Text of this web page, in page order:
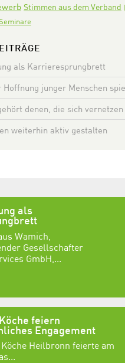
Stimmen aus dem Verband
als Karrieresprungbrett
junger Menschen
denen, die sich vernetzen
weiterhin aktiv gestalten
als
Wamich,
Gesellschafter
GmbH,...
feiern
Engagement
Heilbronn feierte am